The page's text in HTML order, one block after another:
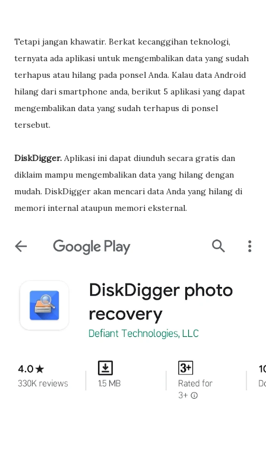
Tetapi jangan khawatir. Berkat kecanggihan teknologi,
ternyata ada aplikasi untuk mengembalikan data yang sudah
terhapus atau hilang pada ponsel Anda. Kalau data Android
hilang dari smartphone anda, berikut 5 aplikasi yang dapat
mengembalikan data yang sudah terhapus di ponsel
tersebut.
DiskDigger. Aplikasi ini dapat diunduh secara gratis dan
diklaim mampu mengembalikan data yang hilang dengan
mudah. DiskDigger akan mencari data Anda yang hilang di
memori internal ataupun memori eksternal.